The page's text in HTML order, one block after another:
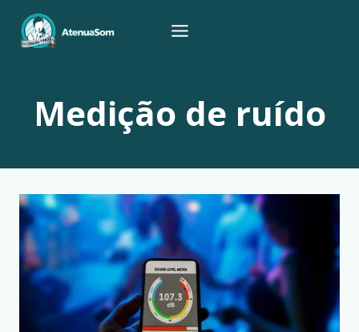
para
Medição de ruído